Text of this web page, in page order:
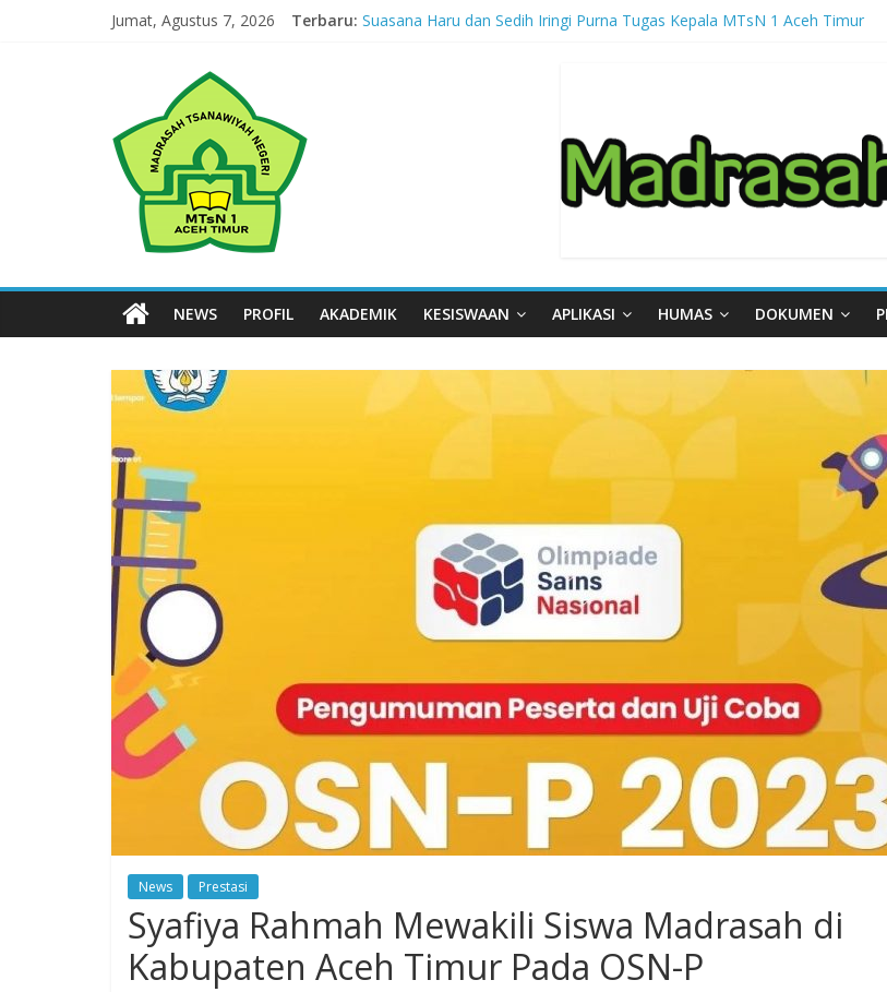
Jumat, Agustus 7, 2026 Terbaru: Suasana Haru dan Sedih Iringi Purna Tugas Kepala MTsN 1 Aceh Timur
MTsN
1
Aceh
Timur
Simpang
Ulim,
Aceh
Timur
NEWS PROFIL AKADEMIK KESISWAAN APLIKASI HUMAS DOKUMEN
News Prestasi
Syafiya Rahmah Mewakili Siswa Madrasah di
Kabupaten Aceh Timur Pada OSN-P